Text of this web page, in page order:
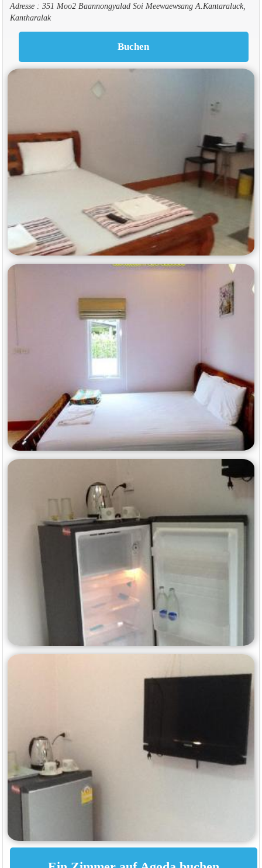
Adresse : 351 Moo2 Baannongyalad Soi Meewaewsang A.Kantaraluck,
Kantharalak